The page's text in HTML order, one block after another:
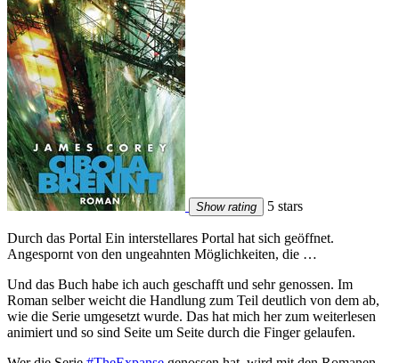
Show rating 5 stars
Durch das Portal Ein interstellares Portal hat sich geöffnet.
Angespornt von den ungeahnten Möglichkeiten, die …
Und das Buch habe ich auch geschafft und sehr genossen. Im
Roman selber weicht die Handlung zum Teil deutlich von dem ab,
wie die Serie umgesetzt wurde. Das hat mich her zum weiterlesen
animiert und so sind Seite um Seite durch die Finger gelaufen.